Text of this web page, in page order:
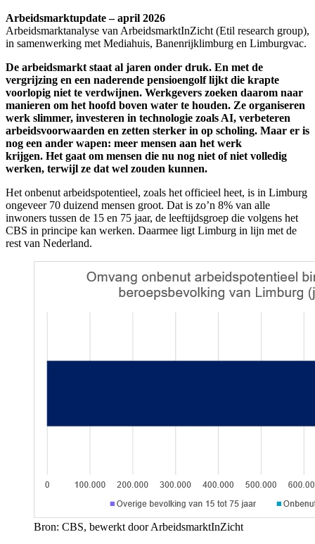
Arbeidsmarktupdate – april 2026
Arbeidsmarktanalyse van ArbeidsmarktInZicht (Etil research group),
in samenwerking met Mediahuis, Banenrijklimburg en Limburgvac.
De arbeidsmarkt staat al jaren onder druk. En met de
vergrijzing en een naderende pensioengolf lijkt die krapte
voorlopig niet te verdwijnen. Werkgevers zoeken daarom naar
manieren om het hoofd boven water te houden. Ze organiseren
werk slimmer, investeren in technologie zoals AI, verbeteren
arbeidsvoorwaarden en zetten sterker in op scholing. Maar er is
nog een ander wapen: meer mensen aan het werk
krijgen. Het gaat om mensen die nu nog niet of niet volledig
werken, terwijl ze dat wel zouden kunnen.
Het onbenut arbeidspotentieel, zoals het officieel heet, is in Limburg
ongeveer 70 duizend mensen groot. Dat is zo’n 8% van alle
inwoners tussen de 15 en 75 jaar, de leeftijdsgroep die volgens het
CBS in principe kan werken. Daarmee ligt Limburg in lijn met de
rest van Nederland.
Bron: CBS, bewerkt door ArbeidsmarktInZicht